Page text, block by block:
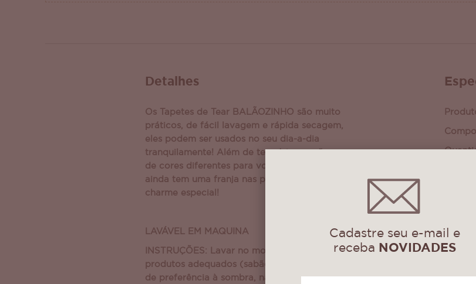
Detalhes
Os Tapetes de Tear BALÃOZINHO são muito
práticos, de fácil lavagem e rápida secagem,
eles podem ser usados no seu dia-a-dia
tranquilamente! Além de ter várias opções
de cores diferentes para você escolher,
ainda tem uma franja nas pontas que dá um
charme especial!
LAVÁVEL EM MAQUINA
INSTRUÇÕES: Lavar no modo delicado, usar
produtos adequados (sabão neutro), secar
de preferência à sombra, não deixar de
Cadastre seu e-mail e
receba NOVIDADES